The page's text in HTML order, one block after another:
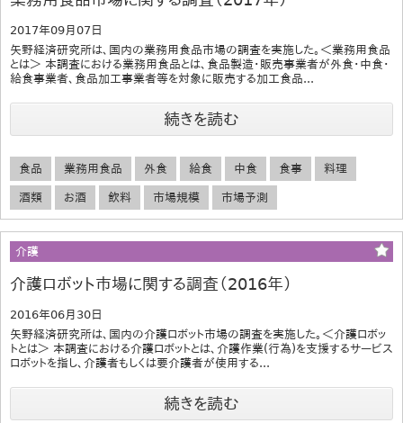
2017年09月07日
矢野経済研究所は、国内の業務用食品市場の調査を実施した。＜業務用食品
とは＞ 本調査における業務用食品とは、食品製造・販売事業者が外食・中食・
給食事業者、食品加工事業者等を対象に販売する加工食品...
続きを読む
食品 業務用食品 外食 給食 中食 食事 料理
酒類 お酒 飲料 市場規模 市場予測
介護
介護ロボット市場に関する調査（2016年）
2016年06月30日
矢野経済研究所は、国内の介護ロボット市場の調査を実施した。＜介護ロボッ
トとは＞ 本調査における介護ロボットとは、介護作業(行為)を支援するサービス
ロボットを指し、介護者もしくは要介護者が使用する...
続きを読む